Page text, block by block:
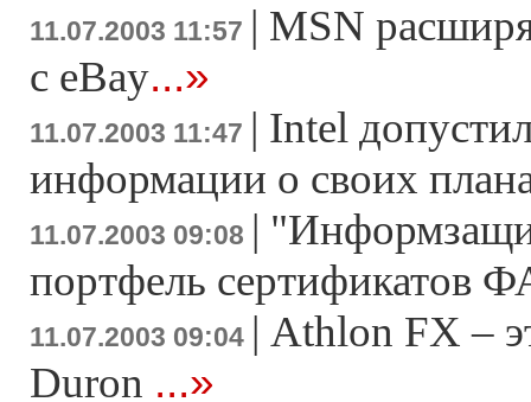
11.07.2003 11:57 | MSN
с eBay...»
11.07.2003 11:47 | Intel
информации о своих
11.07.2003 09:08 |
портфель сертификатов
11.07.2003 09:04 | Athlon FX –
Duron ...»